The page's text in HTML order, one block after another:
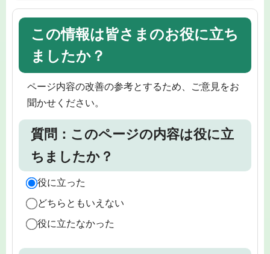
この情報は皆さまのお役に立ち
ましたか？
ページ内容の改善の参考とするため、ご意見をお
聞かせください。
質問：このページの内容は役に立
ちましたか？
役に立った
どちらともいえない
役に立たなかった